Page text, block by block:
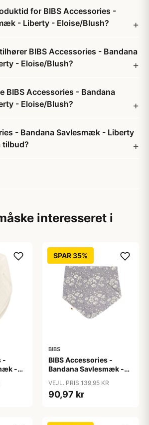
for BIBS Accessories -
- Liberty - Eloise/Blush?
BIBS Accessories - Bandana
- Eloise/Blush?
BIBS Accessories - Bandana
- Eloise/Blush?
- Bandana Savlesmæk - Liberty
tilbud?
interesseret i
-
-
SPAR 35%
BIBS
BIBS Accessories -
Bandana Savlesmæk -
Grey
VEJL. PRIS 139,95 KR
90,97 kr